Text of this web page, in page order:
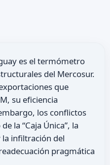
es el termómetro
del Mercosur.
que
su eficiencia
los conflictos
la “Caja Única”, la
infiltración del
pragmática